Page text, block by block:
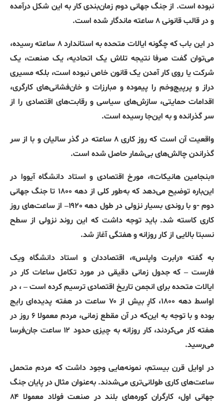
نبوده است. از جنگ جهانی دوم زمان‌بندی کار به این شکل درآمده
و در قالب قانونی ۸ ساعته ماندگار شده‌ است
.
در این باب که چگونه ایالات متحده به استاندارد ۸ ساعته رسیده،
می‌توان گفت صرفا نتیجه تلاش یک اتحادیه، یک صنعت، یک
شرکت یا روی کار آمدن یک قانون خاص نبوده است، بلکه مسیری
دراز و پرپیچ‌و‌خم را پیموده و مبارزات و خان‌فشانی‌های کارگری،
اقدامات حمایتی، سازش‌های سیاسی و رقابت‌های اقتصادی را از
سر گذرانده و به این‌جا رسیده است.
واقعیت آن است که روز کاری ۸ ساعته در گذر سالیان و با از سر
گذراندن چالش‌های بی‌شمار حاصل شده است.
«بنجامین هانیکات»، مورخ اقتصادی و استاد دانشگاه آیووا در
این‌باره توضیح می‌دهد که به‌طور کلی از دهه ۱۸۰۰ تا جنگ جهانی
دوم-‌و با روندی بسیار نزولی در طول دهه ۱۹۲۰ – از ساعت‌های روز
کاری کاسته شد.باید توجه داشت که این روند نزولی از سطح
نسبتا بالایی از کار روزانه و هفتگی آغاز شد.
به گفته «رابرت واپلس»، اقتصاددان و استاد دانشگاه ویک
فارست– که جدول زمانی دقیقی در مورد تکامل ساعات کار در
ایالات متحده برای انجمن تاریخ اقتصادی ترسیم کرده است–، در
اواسط دهه ۱۸۰۰، کارِ بیش از ۷۰ ساعت در هفته پدیده‌ای رایج
بوده و با توجه به این‌که در آن مقطع زمانی، مردم معمولا ۶ روز در
هفته کار می‌کردند، کار روزانه به چیزی حدود ۱۲ ساعت جان‌فرسا
می‌رسید.
در اوایل قرن بیستم، نمونه‌هایی وجود داشت که مردم متحمل
ساعت‌های کاری طولانی‌‌تری می‌شدند.به‌‌عنوان مثال در پایان جنگ
جهانی اول، کارگران کوره‌های بلند در صنعت فولاد معمولا ۸۴